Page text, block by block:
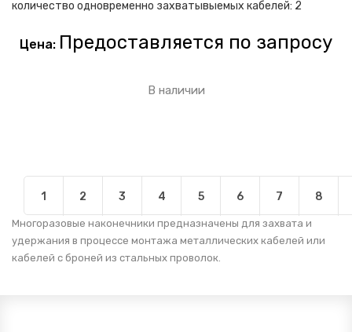
количество одновременно захватывыемых кабелей: 2
Цена: Предоставляется по запросу
В наличии
1 2 3 4 5 6 7 8
Многоразовые наконечники предназначены для захвата и
удержания в процессе монтажа металлических кабелей или
кабелей с броней из стальных проволок.